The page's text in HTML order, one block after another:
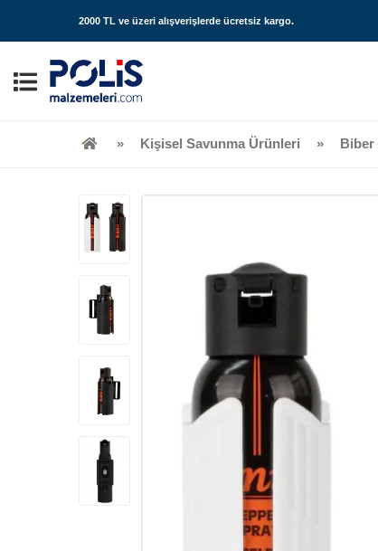
2000 TL ve üzeri alışverişlerde ücretsiz kargo.
Kişisel Savunma Ürünleri Biber